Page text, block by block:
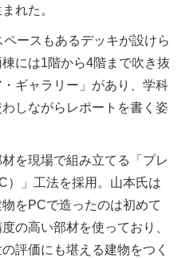
れた。
ースもあるデッキが設けら
には1階から4階まで吹き抜
ギャラリー」があり、学科
しながらレポートを書く姿
を現場で組み立てる「プレ
）」工法を採用。山本氏は
をPCで造ったのは初めて
の高い部材を使っており、
評価にも堪える建物をつく